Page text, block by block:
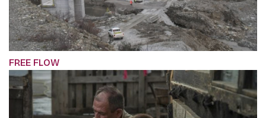
FREE FLOW